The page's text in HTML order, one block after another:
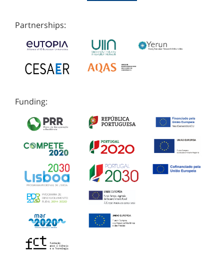
Partnerships:
Funding: